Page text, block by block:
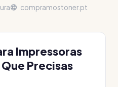
compramostoner.pt
Impressoras
Que Precisas